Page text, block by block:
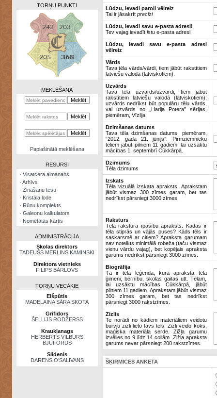
Zināšanu
kalkulators
Nomētātās
TORŅU PUNKTI
MEKLĒŠANA
Paplašinātā meklēšana
RESURSI
· Visatcera almanahs
· Arhīvs
· Zināšanu testi
· Kristāla lode
· Rūnu komplekts
· Galeonu kalkulators
· Nomētātās kārtis
ADMINISTRĀCIJA
Skolas direktors
TADEUŠS MERLINS KAMINSKI
Direktora vietnieks
FILIPS BĀRLOVS
TORŅU VECĀKIE
Elšpūtis
MADELAINA SĀRA SKOTA
Grifidors
ŠELLIJS RODŽERSS
Kraukļanags
HERBERTS VILBURS
BJŪFORDS
Slīdenis
DARENS O’SALIVANS
Lūdzu, ievadi paroli vēlreiz
Tai ir jāsakrīt precīzi
Lūdzu, ievadi savu e-pasta adresi!
Tev vajag ievadīt īstue-pasta adresi
Lūdzu, ievadi savu e-pasta adresi
vēlreiz
Vārds
Tava tēla vārds/vārdi, tiem jābūt rakstītiem
latviešu valodā (latviskotiem).
Uzvārds
Tava tēla uzvārds/uzvārdi, tiem jābūt
rakstītiem latviešu valodā (latviskotiem);
uzvārds nedrīkst būt populāru tēlu vārds,
vai uzvārds no „Harija Potera” sērijas,
piemēram, Vīzlija.
Dzimšanas datums
Tava tēla dzimšanas datums, piemēram,
“2012. gada 21. jūnijs”. Pirmziemnieku
tēliem jābūt pilniem 11 gadiem, lai uzsāktu
mācības 1. septembrī Cūkkārpā.
Dzimums
Tēla dzimums
Izskats
Tēla vizuālā izskata apraksts. Aprakstam
jābūt vismaz 300 zīmes garam, bet tas
nedrīkst pārsniegt 3000 zīmes.
Raksturs
Tēla rakstura īpašību apraksts. Kādas ir
tēla stiprās un vājās puses? Kāds tēls ir
saskarsmē ar citiem? Apraksta garumam
nav noteikts minimālā robeža (taču vismaz
vienu vārdu vajag), bet kopējais apraksta
garums nedrīkst pārsniegt 3000 zīmes.
Biogrāfija
Tā ir tēla leģenda, kurā apraksta tēla
ģimeni, bērnību, skolas gaitas utt. Tēlam,
lai uzsāktu mācības Cūkkārpā, jābūt
pilniem 11 gadiem. Aprakstam jābūt vismaz
300 zīmes garam, bet tas nedrīkst
pārsniegt 3000 rakstzīmes.
Zizlis
Te norādi no kādiem materiāliem veidotu
burvju zizli lieto tavs tēls. Zizli veido koks,
maģiska materiāla serde. Zižļa garumu
izvēlies no 9 līdz 14 collām. Zižļa apraksta
garums nevar pārsniegt 200 rakstzīmes.
ŠĶIRMICES ANKETA